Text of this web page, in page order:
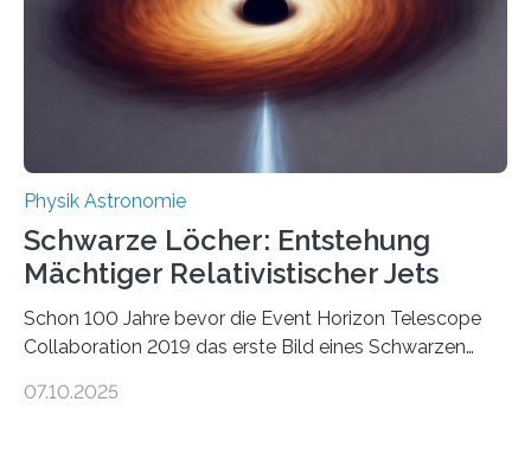
Verbrennungsmotoren oder Dampfturbinen sind
Wärmekraftmaschinen: Sie wandeln thermische
Energie in mechanische Bewegung um – oder anders
ausgedrückt, Wärme in Bewegung. In
quantenmechanischen Experimenten ist es in den…
Physik Astronomie
Schwarze Löcher: Entstehung
Mächtiger Relativistischer Jets
Schon 100 Jahre bevor die Event Horizon Telescope
Collaboration 2019 das erste Bild eines Schwarzen
hatte der Astronom Heber Curtis einen seltsamen
07.10.2025